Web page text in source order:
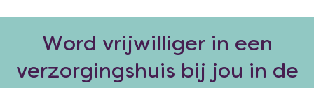
Word vrijwilliger in een
verzorgingshuis bij jou in de